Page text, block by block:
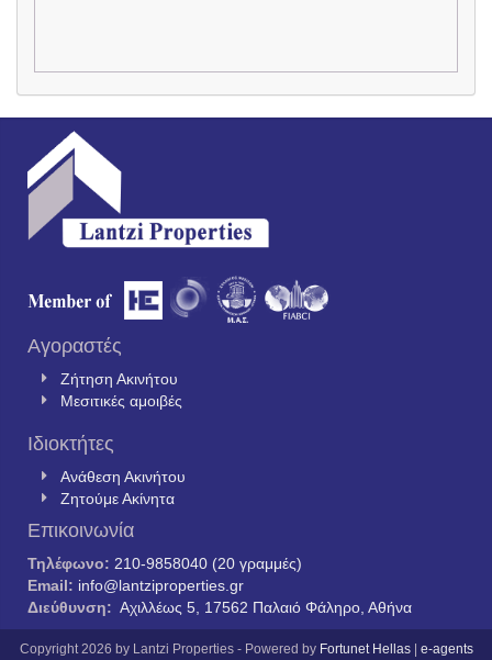
Αγοραστές
Ζήτηση Ακινήτου
Μεσιτικές αμοιβές
Ιδιοκτήτες
Ανάθεση Ακινήτου
Ζητούμε Ακίνητα
Επικοινωνία
Τηλέφωνο: 210-9858040 (20 γραμμές)
Email: info@lantziproperties.gr
Διεύθυνση: Αχιλλέως 5, 17562 Παλαιό Φάληρο, Αθήνα
Copyright 2026 by Lantzi Properties - Powered by Fortunet Hellas| e-agents